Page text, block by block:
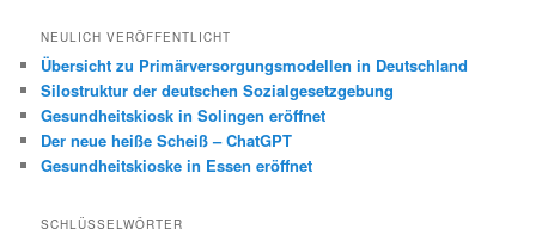
NEULICH VERÖFFENTLICHT
Übersicht zu Primärversorgungsmodellen in Deutschland
Silostruktur der deutschen Sozialgesetzgebung
Gesundheitskiosk in Solingen eröffnet
Der neue heiße Scheiß – ChatGPT
Gesundheitskioske in Essen eröffnet
SCHLÜSSELWÖRTER